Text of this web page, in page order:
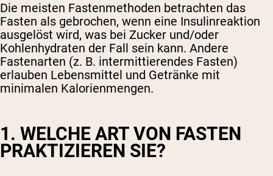
Die meisten Fastenmethoden betrachten das
Fasten als gebrochen, wenn eine Insulinreaktion
ausgelöst wird, was bei Zucker und/oder
Kohlenhydraten der Fall sein kann. Andere
Fastenarten (z. B. intermittierendes Fasten)
erlauben Lebensmittel und Getränke mit
minimalen Kalorienmengen.
1. WELCHE ART VON FASTEN
PRAKTIZIEREN SIE?